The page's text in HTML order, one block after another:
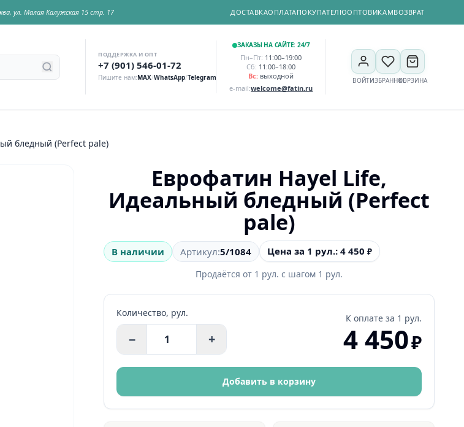
ул. Малая Калужская 15 стр. 17 ДОСТАВКАОПЛАТАПОКУПАТЕЛЮОПТОВИКАМВОЗВРАТ
ПОДДЕРЖКА И ОПТ
+7 (901) 546-01-72
Пишите нам:MAX/WhatsApp/Telegram
ЗАКАЗЫ НА САЙТЕ: 24/7
Пн–Пт: 11:00–19:00
Сб: 11:00–18:00
Вс: выходной
e-mail:welcome@fatin.ru
ВОЙТИИЗБРАННОЕКОРЗИНА
бледный (Perfect pale)
Еврофатин Hayel Life,
Идеальный бледный (Perfect
pale)
В наличии Артикул:5/1084 Цена за 1 рул.: 4 450 ₽
Продаётся от 1 рул. с шагом 1 рул.
Количество, рул.
− +
К оплате за 1 рул.
4 450₽
Добавить в корзину